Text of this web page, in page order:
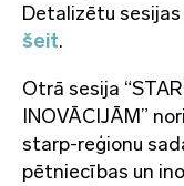
Detalizētu
šeit.
Otrā sesija
INOVĀCIJĀM”
starp-reģionu
pētniecības un